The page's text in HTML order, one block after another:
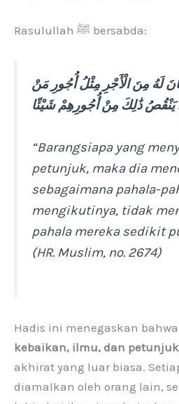
Rasulullah ﷺ bersabda:
لَهُ مِنَ الْأَجْرِ مِثْلُ أُجُورِ مَنْ
يَنْقُصُ ذَٰلِكَ مِنْ أُجُورِهِمْ شَيْئًا
“Barangsiapa yang
petunjuk, maka dia
sebagaimana pahala-
mengikutinya, tidak
pahala mereka sedikit
(HR. Muslim, no. 2674)
Hadis ini menegaskan bahwa
kebaikan, ilmu, dan petunjuk
akhirat yang luar biasa.
diamalkan oleh orang lain,